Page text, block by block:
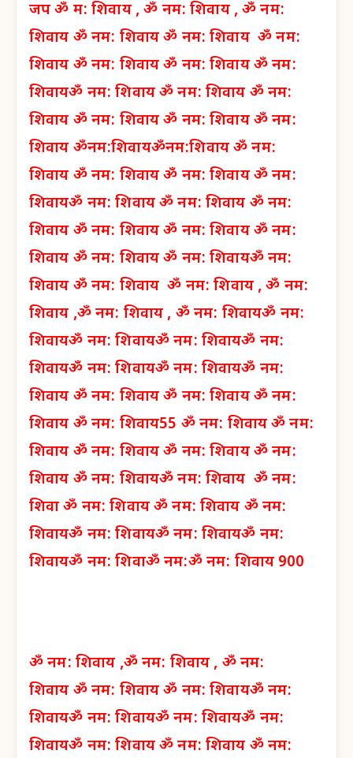
जप ॐ म: शिवाय , ॐ नम: शिवाय , ॐ नम:
शिवाय ॐ नम: शिवाय ॐ नम: शिवायॐ नम:
शिवाय ॐ नम: शिवाय ॐ नम: शिवायॐ नम:
शिवायॐ नम: शिवायॐ नम: शिवाय ॐ नम:
शिवाय ॐ नम: शिवाय ॐ नम: शिवायॐ नम:
शिवाय ॐनम:शिवायॐनम:शिवायॐ नम:
शिवाय ॐ नम: शिवाय ॐ नम: शिवायॐ नम:
शिवायॐ नम: शिवायॐ नम: शिवाय ॐ नम:
शिवाय ॐ नम: शिवाय ॐ नम: शिवायॐ नम:
शिवाय ॐ नम: शिवाय ॐ नम: शिवायॐ नम:
शिवाय ॐ नम: शिवाय ॐ नम: शिवाय , ॐ नम:
शिवाय ,ॐ नम: शिवाय , ॐ नम: शिवायॐ नम:
शिवायॐ नम: शिवायॐ नम: शिवायॐ नम:
शिवायॐ नम: शिवायॐ नम: शिवायॐ नम:
शिवाय ॐ नम: शिवाय ॐ नम: शिवायॐ नम:
शिवाय ॐ नम: शिवाय55 ॐ नम: शिवाय ॐ नम:
शिवाय ॐ नम: शिवाय ॐ नम: शिवायॐ नम:
शिवाय ॐ नम: शिवायॐ नम: शिवाय ॐ नम:
शिवा ॐ नम: शिवायॐ नम: शिवाय ॐ नम:
शिवायॐ नम: शिवायॐ नम: शिवायॐ नम:
शिवायॐ नम: शिवाॐ नम:ॐ नम: शिवाय 900
ॐ नम: शिवाय ,ॐ नम: शिवाय , ॐ नम:
शिवाय ॐ नम: शिवाय ॐ नम: शिवायॐ नम:
शिवायॐ नम: शिवायॐ नम: शिवायॐ नम:
शिवायॐ नम: शिवायॐ नम: शिवाय ॐ नम: